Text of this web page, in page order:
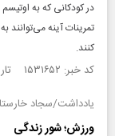
در کودکانی که به
تمرینات آینه
کنند.
کد خبر: ۱۵۳۱۶۵۲ تاریخ انتشار : ۱۴۰۴/۰۹/۱۴
یادداشت/سجاد
ورزش؛ شور زندگی